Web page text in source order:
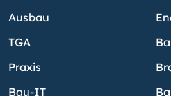
Ausbau
TGA
Praxis
Bau-IT